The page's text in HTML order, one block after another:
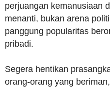
perjuangan kemanusiaan
menanti, bukan arena
panggung popularitas
pribadi.
Segera hentikan
orang-orang yang